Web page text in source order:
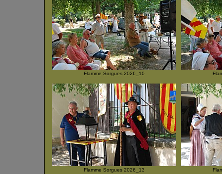
Flamme Sorgues 2026_10
Flamme Sorgues 2026_13